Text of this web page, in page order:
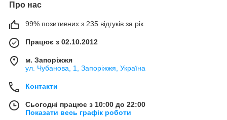
Про нас
99% позитивних з 235 відгуків за рік
Працює з 02.10.2012
м. Запоріжжя
ул. Чубанова, 1, Запоріжжя, Україна
Контакти
Сьогодні працює з 10:00 до 22:00
Показати весь графік роботи